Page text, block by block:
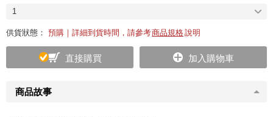
商品故事
1
供貨狀態： 預購｜詳細到貨時間，請參考商品規格說明
直接購買 加入購物車